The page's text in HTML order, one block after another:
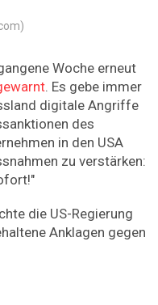
Woche erneut
. Es gebe immer
digitale Angriffe
des
in den USA
zu verstärken:
die US-Regierung
Anklagen gegen